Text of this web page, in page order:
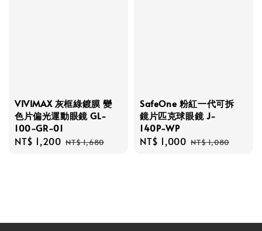
VIVIMAX 灰框綠鍍膜 變
色片偏光運動眼鏡 GL-
100-GR-01
Sale
NT$ 1,200 Regular
NT$ 1,680
SafeOne 粉紅一代可拆
鏡片匹克球眼鏡 J-
140P-WP
Sale
NT$ 1,000 Regular
NT$ 1,080